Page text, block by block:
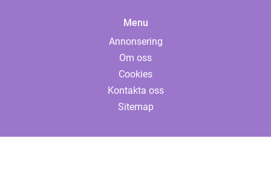
Menu
Annonsering
Om oss
Cookies
Kontakta oss
Sitemap